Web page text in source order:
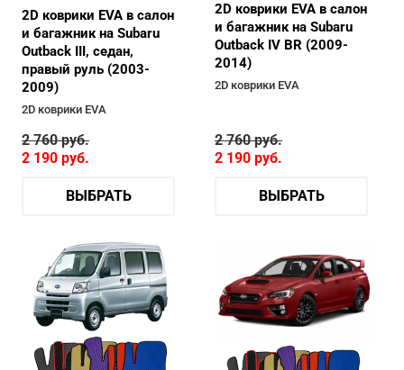
2D коврики EVA в салон
и багажник на Subaru
Outback III, седан,
правый руль (2003-
2009)
2D коврики EVA
2 760руб.
2 190 руб.
ВЫБРАТЬ
2D коврики EVA в салон
и багажник на Subaru
Outback IV BR (2009-
2014)
2D коврики EVA
2 760руб.
2 190 руб.
ВЫБРАТЬ